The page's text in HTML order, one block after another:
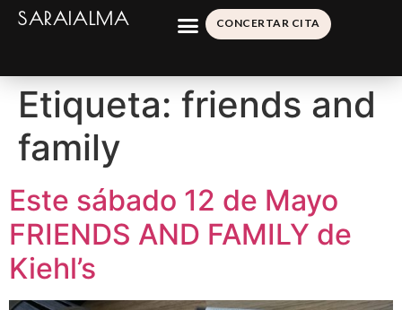
SARAIALMA CONCERTAR CITA
Etiqueta: friends and
family
Este sábado 12 de Mayo
FRIENDS AND FAMILY de
Kiehl’s